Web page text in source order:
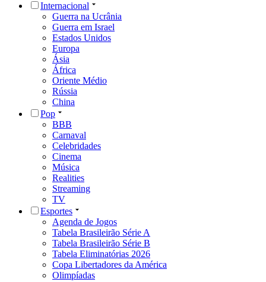
Internacional
Guerra na Ucrânia
Guerra em Israel
Estados Unidos
Europa
Ásia
África
Oriente Médio
Rússia
China
Pop
BBB
Carnaval
Celebridades
Cinema
Música
Realities
Streaming
TV
Esportes
Agenda de Jogos
Tabela Brasileirão Série A
Tabela Brasileirão Série B
Tabela Eliminatórias 2026
Copa Libertadores da América
Olimpíadas